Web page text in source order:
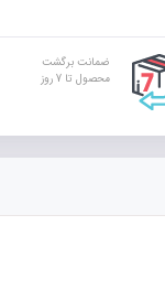
ضمانت برگشت
محصول تا 7 روز